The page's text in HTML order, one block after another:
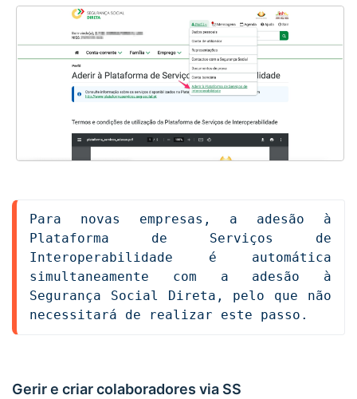
Para novas empresas, a adesão à
Plataforma de Serviços de
Interoperabilidade é automática
simultaneamente com a adesão à
Segurança Social Direta, pelo que não
necessitará de realizar este passo.
Gerir e criar colaboradores via SS